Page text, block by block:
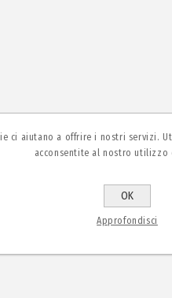
ci aiutano a offrire i nostri servizi.
acconsentite al nostro utilizzo
OK
Approfondisci